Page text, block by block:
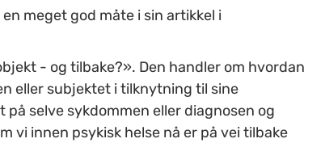
meget god måte i sin artikkel i
- og tilbake?». Den handler om hvordan
eller subjektet i tilknytning til sine
selve sykdommen eller diagnosen og
vi innen psykisk helse nå er på vei tilbake